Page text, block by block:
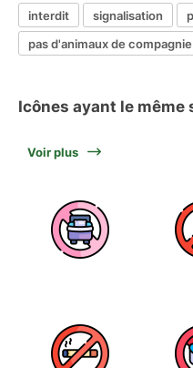
interdit signalisation
pas d'animaux de compagnie
Icônes ayant le même
Voir plus